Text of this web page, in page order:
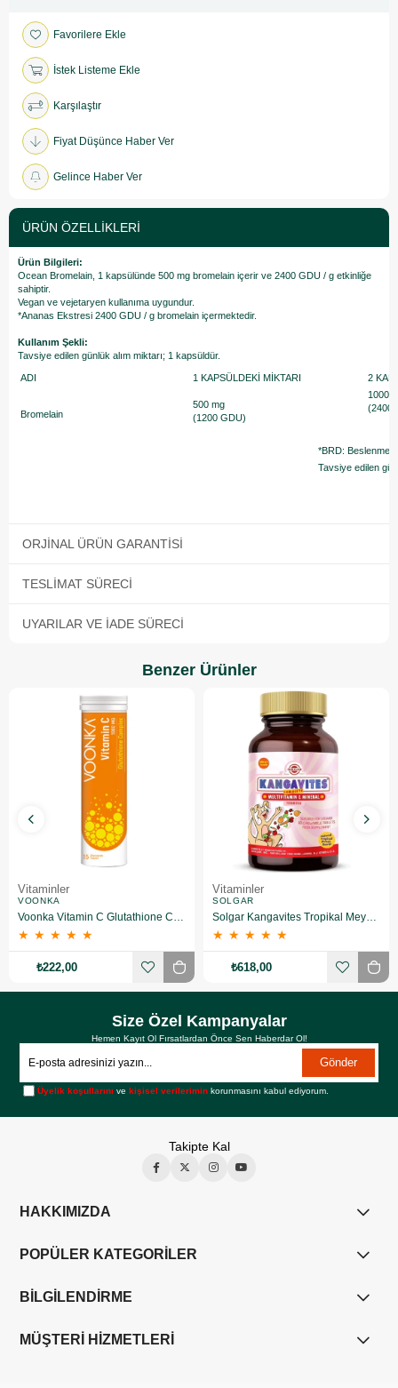
Favorilere Ekle
İstek Listeme Ekle
Karşılaştır
Fiyat Düşünce Haber Ver
Gelince Haber Ver
ÜRÜN ÖZELLIKLERI
Ürün Bilgileri:
Ocean Bromelain, 1 kapsülünde 500 mg bromelain içerir ve 2400 GDU / g etkinliğe
sahiptir.
Vegan ve vejetaryen kullanıma uygundur.
*Ananas Ekstresi 2400 GDU / g bromelain içermektedir.
Kullanım Şekli:
Tavsiye edilen günlük alım miktarı; 1 kapsüldür.​
ADI 1 KAPSÜLDEKİ MİKTARI 2
Bromelain
500 mg
(1200 GDU)
1000
(2400
*BRD: Beslenme
Tavsiye edilen
ORJINAL ÜRÜN GARANTISI
TESLIMAT SÜRECI
UYARILAR VE İADE SÜRECI
Benzer Ürünler
Vitaminler
VOONKA
★ ★ ★ ★ ★
₺222,00
Vitaminler
SOLGAR
★ ★ ★ ★ ★
₺618,00
Size Özel Kampanyalar
Hemen Kayıt Ol Fırsatlardan Önce Sen Haberdar Ol!
Gönder
Üyelik koşullarını vekişisel verilerimin korunmasını kabul ediyorum.
Takipte Kal
HAKKIMIZDA
POPÜLER KATEGORİLER
BİLGİLENDİRME
MÜŞTERİ HİZMETLERİ